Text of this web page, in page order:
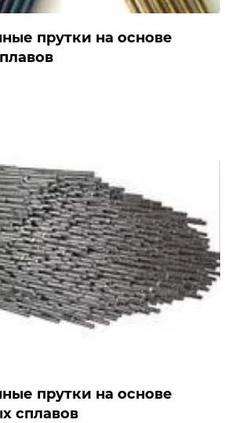
прутки на основе
прутки на основе
сплавов